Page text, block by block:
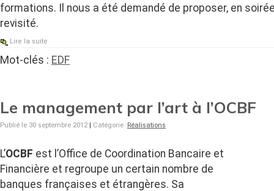
formations. Il nous a été demandé de proposer, en
revisité.
Lire la suite
Mot-clés : EDF
Le management par l’art à l’OCBF
Publié le 30 septembre 2012| Catégorie : Réalisations
L’OCBF est l’Office de Coordination Bancaire et
Financière et regroupe un certain nombre de
banques françaises et étrangères. Sa